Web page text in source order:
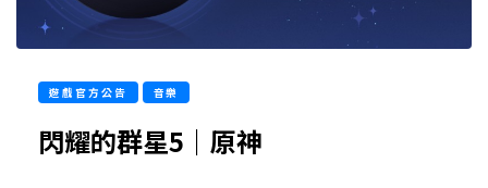
遊戲官方公告 音樂
閃耀的群星5｜原神